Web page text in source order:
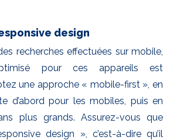
design
recherches effectuées sur mobile,
pour ces appareils est
une approche « mobile-first », en
d’abord pour les mobiles, puis en
plus grands. Assurez-vous que
design », c’est-à-dire qu’il